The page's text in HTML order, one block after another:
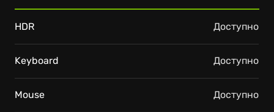
HDR Доступно
Keyboard Доступно
Mouse Доступно